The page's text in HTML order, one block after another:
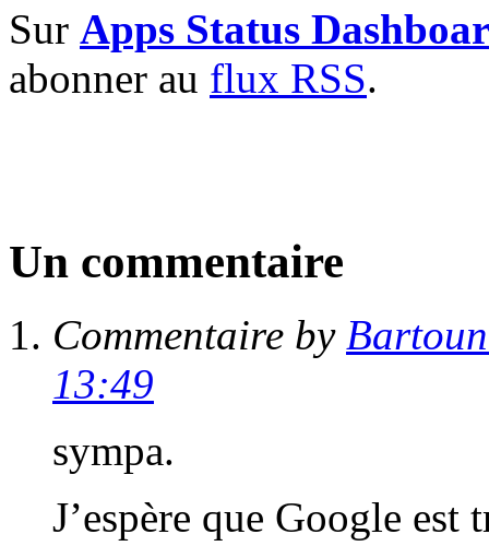
Sur Apps Status
abonner au flux RSS.
Un commentaire
Commentaire by
13:49
sympa.
J’espère que Google est